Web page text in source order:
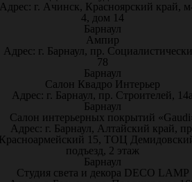
Адрес: г. Ачинск, Красноярский край,
4, дом 14
Барнаул
Ампир
Адрес: г. Барнаул, пр.
78
Барнаул
Салон Квадро Интерьер
Адрес: г. Барнаул, пр. Строителей, 14а
Барнаул
Салон интерьерных покрытий
Адрес: г. Барнаул, Алтайский край,
15, ТОЦ
подъезд, 2 этаж
Барнаул
Студия света и декора DECO LAMP